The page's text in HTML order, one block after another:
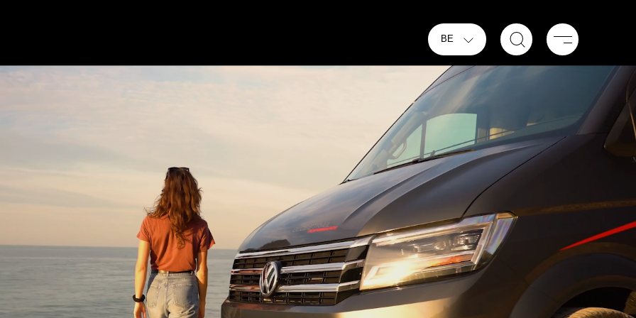
BE
GLOBETRAIL ACTIVE
Camper Van
GLOBETRAIL PERFORMANCE
Camper Van